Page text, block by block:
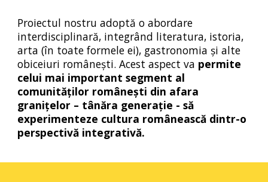
Proiectul nostru adoptă o abordare
interdisciplinară, integrând literatura, istoria,
arta (în toate formele ei), gastronomia și alte
obiceiuri românești. Acest aspect va permite
celui mai important segment al
comunităților românești din afara
granițelor – tânăra generație -să
experimenteze cultura românească dintr-o
perspectivă integrativă.